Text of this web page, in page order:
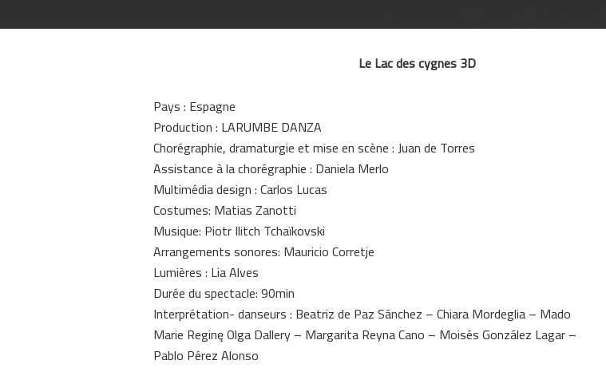
Le Lac des cygnes 3D
Pays : Espagne
Production : LARUMBE DANZA
Chorégraphie, dramaturgie et mise en scène : Juan de Torres
Assistance à la chorégraphie : Daniela Merlo
Multimédia design : Carlos Lucas
Costumes: Matias Zanotti
Musique: Piotr Ilitch Tchaïkovski
Arrangements sonores: Mauricio Corretje
Lumières : Lia Alves
Durée du spectacle: 90min
Interprétation- danseurs : Beatriz de Paz Sánchez – Chiara Mordeglia – Mado
Marie Reginę Olga Dallery – Margarita Reyna Cano – Moisés González Lagar –
Pablo Pérez Alonso